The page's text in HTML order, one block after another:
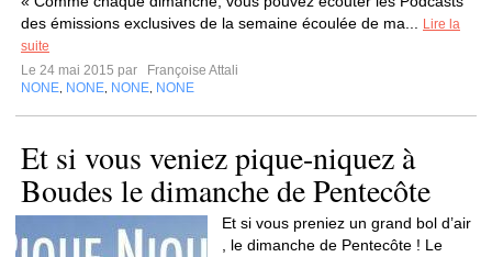
des émissions exclusives de la semaine écoulée de ma...
Lire la
suite
Le 24 mai 2015 par
Françoise Attali
NONE NONE NONE NONE
Et si vous veniez pique-niquez à
Boudes le dimanche de Pentecôte
Et si vous preniez un grand bol d’air
, le dimanche de Pentecôte ! Le